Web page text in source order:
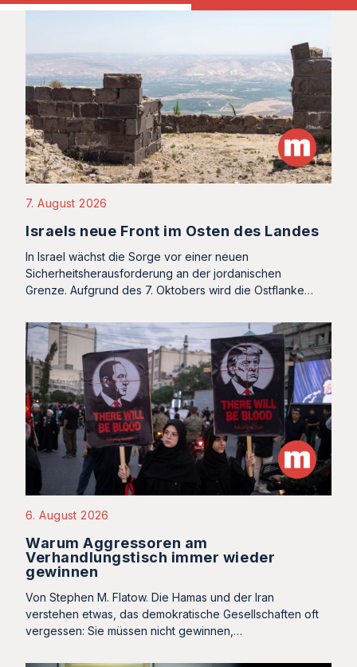
7. August 2026
Israels neue Front im Osten des Landes
In Israel wächst die Sorge vor einer neuen
Sicherheitsherausforderung an der jordanischen
Grenze. Aufgrund des 7. Oktobers wird die Ostflanke…
6. August 2026
Warum Aggressoren am
Verhandlungstisch immer wieder
gewinnen
Von Stephen M. Flatow. Die Hamas und der Iran
verstehen etwas, das demokratische Gesellschaften oft
vergessen: Sie müssen nicht gewinnen,…